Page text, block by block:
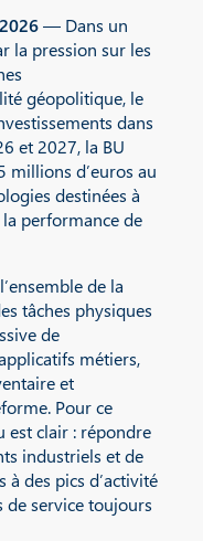
— Dans un
la pression sur les
géopolitique, le
dans
et 2027, la BU
millions d’euros au
destinées à
performance de
de la
tâches physiques
de
métiers,
et
Pour ce
est clair : répondre
industriels et de
des pics d’activité
de service toujours